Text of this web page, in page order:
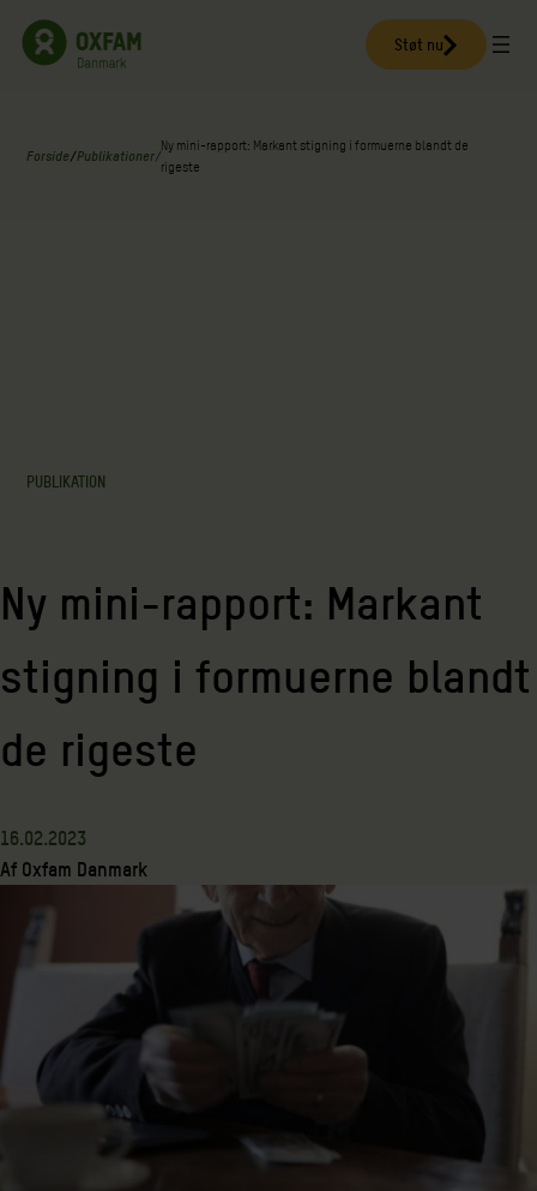
Spring
Støt nu
Forside/Publikationer/
Ny mini-rapport: Markant stigning i formuerne blandt de
rigeste
PUBLIKATION
Ny mini-rapport: Markant
stigning i formuerne blandt
de rigeste
16.02.2023
Af Oxfam Danmark